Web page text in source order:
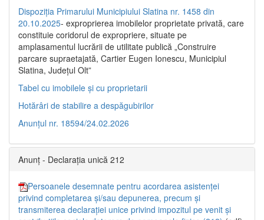
Dispoziția Primarului Municipiului Slatina nr. 1458 din
20.10.2025- exproprierea imobilelor proprietate privată, care
constituie coridorul de expropriere, situate pe
amplasamentul lucrării de utilitate publică „Construire
parcare supraetajată, Cartier Eugen Ionescu, Municipiul
Slatina, Județul Olt”
Tabel cu imobilele și cu proprietarii
Hotărâri de stabilire a despăgubirilor
Anunțul nr. 18594/24.02.2026
Anunț - Declarația unică 212
Persoanele desemnate pentru acordarea asistenței
privind completarea și/sau depunerea, precum și
transmiterea declarației unice privind impozitul pe venit și